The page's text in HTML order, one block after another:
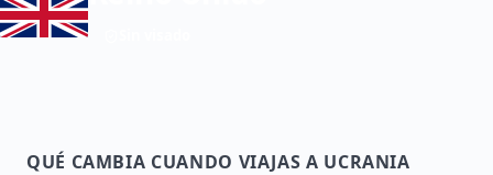
QUÉ CAMBIA CUANDO VIAJAS A UCRANIA